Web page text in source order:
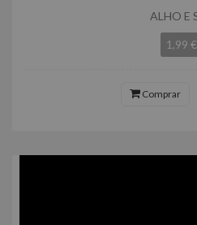
ALHO E
1,99 €
Comprar